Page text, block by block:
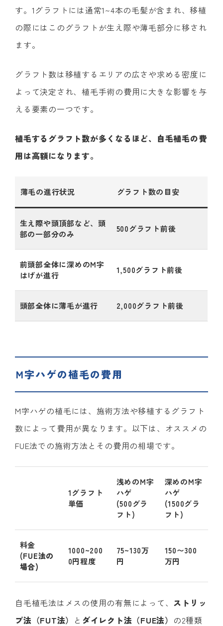
す。1グラフトには通常1~4本の毛髪が含まれ、移植
の際にはこのグラフトが生え際や薄毛部分に移され
ます。
グラフト数は移植するエリアの広さや求める密度に
よって決定され、植毛手術の費用に大きな影響を与
える要素の一つです。
植毛するグラフト数が多くなるほど、自毛植毛の費
用は高額になります。
薄毛の進行状況 グラフト数の目安
生え際や頭頂部など、頭
部の一部分のみ
500グラフト前後
前頭部全体に深めのM字
はげが進行
1,500グラフト前後
頭部全体に薄毛が進行 2,000グラフト前後
M字ハゲの植毛の費用
M字ハゲの植毛には、施術方法や移植するグラフト
数によって費用が異なります。以下は、オススメの
FUE法での施術方法とその費用の相場です。
1グラフト
単価
浅めのM字
ハゲ
(500グラ
フト)
深めのM字
ハゲ
(1500グラ
フト)
料金
(FUE法の
場合)
1000~200
0円程度
75~130万
円
150〜300
万円
自毛植毛法はメスの使用の有無によって、 ストリッ
プ法（FUT法） と ダイレクト法（FUE法） の2種類